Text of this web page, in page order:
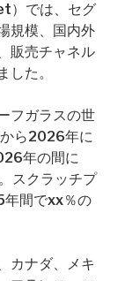
）では、セグ
規模、国内外
販売チャネル
した。
フガラスの世
ら2026年に
年の間に
スクラッチプ
年間でxx％の
カナダ、メキ